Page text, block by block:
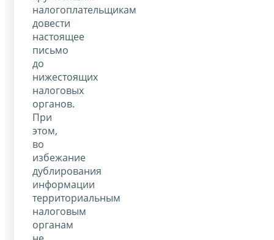
налогоплательщикам
довести
настоящее
письмо
до
нижестоящих
налоговых
органов.
При
этом,
во
избежание
дублирования
информации
территориальным
налоговым
органам